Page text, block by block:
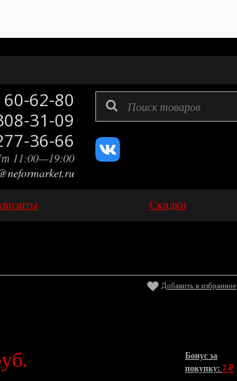
60-62-80
31-09
36-66
11:00—19:00
Скидки
Добавить в избранное
Бонус за
покупку: 7 ₽